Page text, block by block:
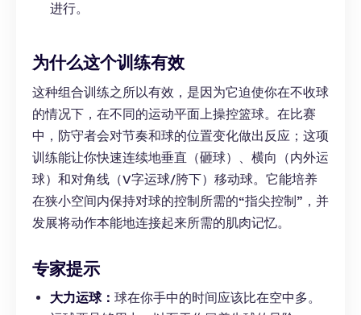
进行。
为什么这个训练有效
这种组合训练之所以有效，是因为它迫使你在不收球
的情况下，在不同的运动平面上操控篮球。在比赛
中，防守者会对节奏和球的位置变化做出反应；这项
训练能让你快速连续地垂直（砸球）、横向（内外运
球）和对角线（V字运球/胯下）移动球。它能培养
在狭小空间内保持对球的控制所需的“指尖控制”，并
发展将动作本能地连接起来所需的肌肉记忆。
专家提示
大力运球： 球在你手中的时间应该比在空中多。